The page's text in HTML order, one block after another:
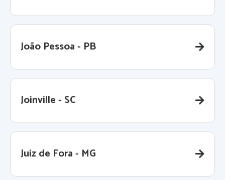
João Pessoa - PB
Joinville - SC
Juiz de Fora - MG